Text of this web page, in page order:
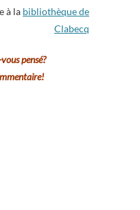
à la bibliothèque de
Clabecq
pensé?